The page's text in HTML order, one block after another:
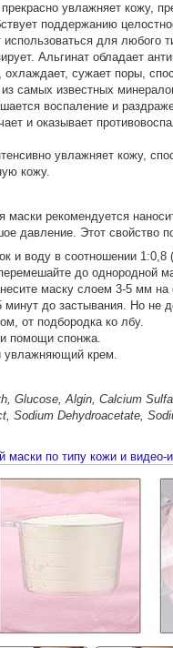
увлажняет кожу,
поддержанию
использоваться для любого
Альгинат обладает
охлаждает, сужает поры,
самых известных
воспаление и
и оказывает
увлажняет кожу,
кожу.
рекомендуется
давление. Этот свойство
и воду в соотношении
до однородной
маску слоем 3-5 мм
минут до застывания. Но не
от подбородка ко лбу.
помощи спонжа.
увлажняющий крем.
Glucose, Algin, Calcium
Sodium Dehydroacetate,
маски по типу кожи и видео-